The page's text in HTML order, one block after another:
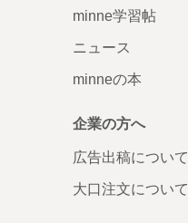
minne学習帖
ニュース
minneの本
企業の方へ
広告出稿について
大口注文について